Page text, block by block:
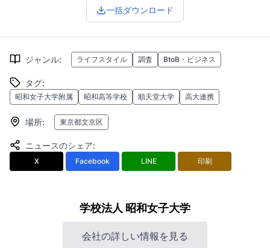
一括ダウンロード
ジャンル: ライフスタイル 調査 BtoB・ビジネス
タグ:
昭和女子大学附属 昭和高等学校 順天堂大学 高大連携
場所: 東京都文京区
ニュースのシェア:
X Facebook LINE 印刷
学校法人 昭和女子大学
会社の詳しい情報を見る